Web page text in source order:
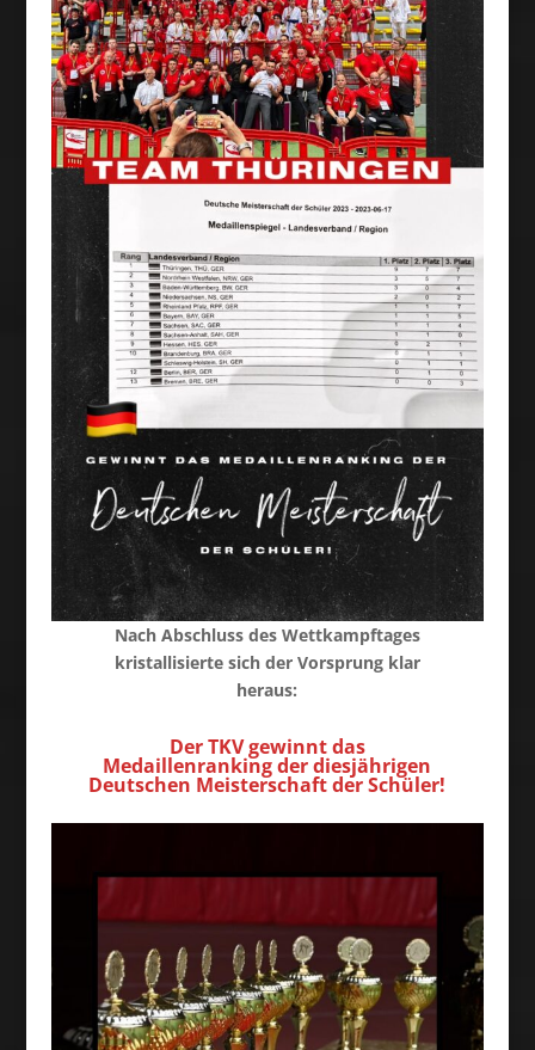
Nach Abschluss des Wettkampftages
kristallisierte sich der Vorsprung klar
heraus:
Der TKV gewinnt das
Medaillenranking der diesjährigen
Deutschen Meisterschaft der Schüler!